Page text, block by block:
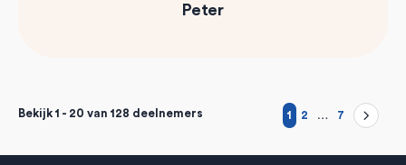
Peter
Bekijk 1 - 20 van 128 deelnemers 1 2 … 7